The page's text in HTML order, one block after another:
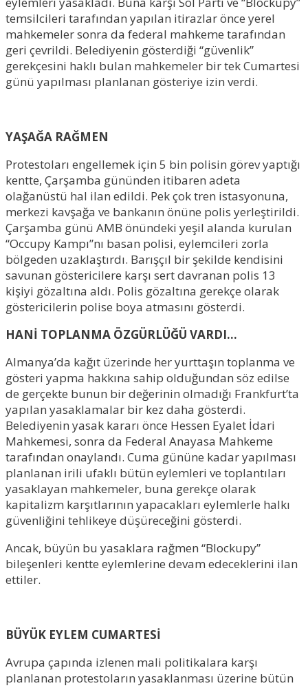
temsilcileri tarafından yapılan itirazlar önce yerel
mahkemeler sonra da federal mahkeme tarafından
geri çevrildi. Belediyenin gösterdiği “güvenlik”
gerekçesini haklı bulan mahkemeler bir tek Cumartesi
günü yapılması planlanan gösteriye izin verdi.
YAŞAĞA RAĞMEN
Protestoları engellemek için 5 bin polisin görev yaptığı
kentte, Çarşamba gününden itibaren adeta
olağanüstü hal ilan edildi. Pek çok tren istasyonuna,
merkezi kavşağa ve bankanın önüne polis yerleştirildi.
Çarşamba günü AMB önündeki yeşil alanda kurulan
“Occupy Kampı”nı basan polisi, eylemcileri zorla
bölgeden uzaklaştırdı. Barışçıl bir şekilde kendisini
savunan göstericilere karşı sert davranan polis 13
kişiyi gözaltına aldı. Polis gözaltına gerekçe olarak
göstericilerin polise boya atmasını gösterdi.
HANİ TOPLANMA ÖZGÜRLÜĞÜ VARDI…
Almanya’da kağıt üzerinde her yurttaşın toplanma ve
gösteri yapma hakkına sahip olduğundan söz edilse
de gerçekte bunun bir değerinin olmadığı Frankfurt’ta
yapılan yasaklamalar bir kez daha gösterdi.
Belediyenin yasak kararı önce Hessen Eyalet İdari
Mahkemesi, sonra da Federal Anayasa Mahkeme
tarafından onaylandı. Cuma gününe kadar yapılması
planlanan irili ufaklı bütün eylemleri ve toplantıları
yasaklayan mahkemeler, buna gerekçe olarak
kapitalizm karşıtlarının yapacakları eylemlerle halkı
güvenliğini tehlikeye düşüreceğini gösterdi.
Ancak, büyün bu yasaklara rağmen “Blockupy”
bileşenleri kentte eylemlerine devam edeceklerini ilan
ettiler.
BÜYÜK EYLEM CUMARTESİ
Avrupa çapında izlenen mali politikalara karşı
planlanan protestoların yasaklanması üzerine bütün